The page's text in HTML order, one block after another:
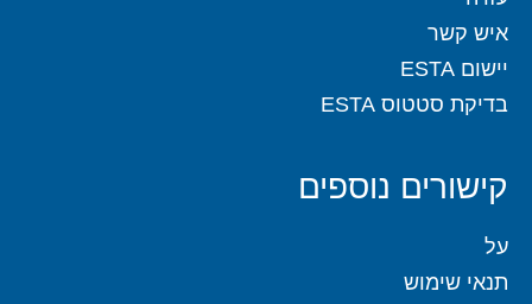
איש קשר
יישום ESTA
בדיקת סטטוס ESTA
קישורים נוספים
על
תנאי שימוש